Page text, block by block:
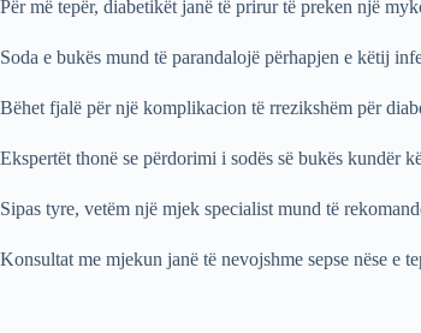
Për më tepër, diabetikët janë të prirur të preken një
Soda e bukës mund të parandalojë përhapjen e këtij
Bëhet fjalë për një komplikacion të rrezikshëm për
Ekspertët thonë se përdorimi i sodës së bukës kundër
Sipas tyre, vetëm një mjek specialist mund të
Konsultat me mjekun janë të nevojshme sepse nëse e